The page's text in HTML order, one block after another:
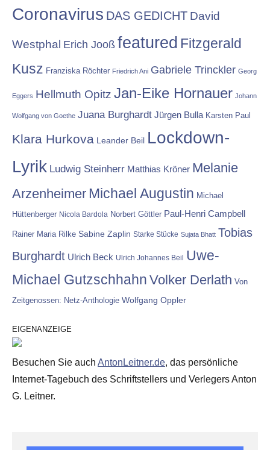
Coronavirus DAS GEDICHT David
Westphal Erich Jooß featured Fitzgerald
Kusz Franziska Röchter Friedrich Ani Gabriele Trinckler Georg
Eggers Hellmuth Opitz Jan-Eike Hornauer Johann
Wolfgang von Goethe Juana Burghardt Jürgen Bulla Karsten Paul
Klara Hurkova Leander Beil Lockdown-
Lyrik Ludwig Steinherr Matthias Kröner Melanie
Arzenheimer Michael Augustin Michael
Hüttenberger Nicola Bardola Norbert Göttler Paul-Henri Campbell
Rainer Maria Rilke Sabine Zaplin Starke Stücke Sujata Bhatt Tobias
Burghardt Ulrich Beck Ulrich Johannes Beil Uwe-
Michael Gutzschhahn Volker Derlath Von
Zeitgenossen: Netz-Anthologie Wolfgang Oppler
EIGENANZEIGE
Besuchen Sie auch AntonLeitner.de, das persönliche
Internet-Tagebuch des Schriftstellers und Verlegers Anton
G. Leitner.